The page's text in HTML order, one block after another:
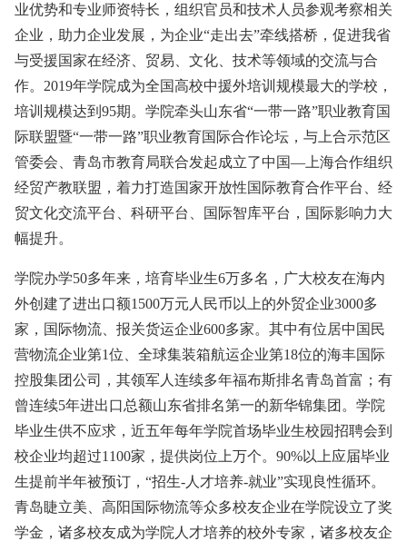
业优势和专业师资特长，组织官员和技术人员参观考察相关
企业，助力企业发展，为企业“走出去”牵线搭桥，促进我省
与受援国家在经济、贸易、文化、技术等领域的交流与合
作。2019年学院成为全国高校中援外培训规模最大的学校，
培训规模达到95期。学院牵头山东省“一带一路”职业教育国
际联盟暨“一带一路”职业教育国际合作论坛，与上合示范区
管委会、青岛市教育局联合发起成立了中国—上海合作组织
经贸产教联盟，着力打造国家开放性国际教育合作平台、经
贸文化交流平台、科研平台、国际智库平台，国际影响力大
幅提升。
学院办学50多年来，培育毕业生6万多名，广大校友在海内
外创建了进出口额1500万元人民币以上的外贸企业3000多
家，国际物流、报关货运企业600多家。其中有位居中国民
营物流企业第1位、全球集装箱航运企业第18位的海丰国际
控股集团公司，其领军人连续多年福布斯排名青岛首富；有
曾连续5年进出口总额山东省排名第一的新华锦集团。学院
毕业生供不应求，近五年每年学院首场毕业生校园招聘会到
校企业均超过1100家，提供岗位上万个。90%以上应届毕业
生提前半年被预订，“招生-人才培养-就业”实现良性循环。
青岛睫立美、高阳国际物流等众多校友企业在学院设立了奖
学金，诸多校友成为学院人才培养的校外专家，诸多校友企